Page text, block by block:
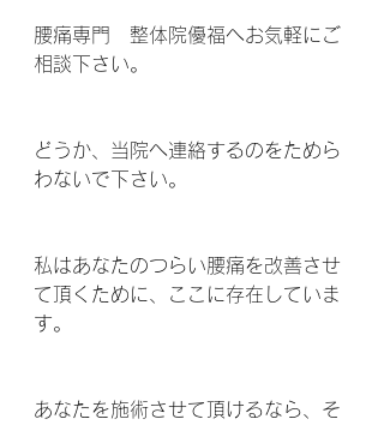
腰痛専門　整体院優福へお気軽にご
相談下さい。
どうか、当院へ連絡するのをためら
わないで下さい。
私はあなたのつらい腰痛を改善させ
て頂くために、ここに存在していま
す。
あなたを施術させて頂けるなら、そ